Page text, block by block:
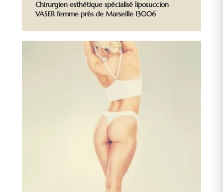
Chirurgien esthétique spécialisé liposuccion
VASER femme près de Marseille 13006